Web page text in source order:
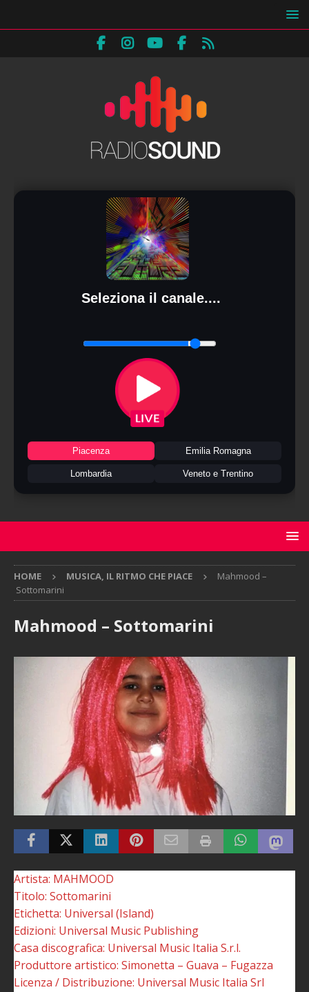
Seleziona il canale....
Piacenza Emilia Romagna
Lombardia Veneto e Trentino
HOME MUSICA, IL RITMO CHE PIACE
Mahmood –
Sottomarini
Mahmood – Sottomarini
Artista: MAHMOOD
Titolo: Sottomarini
Etichetta: Universal (Island)
Edizioni: Universal Music Publishing
Casa discografica: Universal Music Italia S.r.l.
Produttore artistico: Simonetta – Guava – Fugazza
Licenza / Distribuzione: Universal Music Italia Srl